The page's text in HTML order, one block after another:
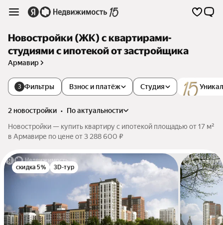
Новостройки (ЖК) с квартирами-
студиями с ипотекой от застройщика
Армавир
3 Фильтры Взнос и платёж Студия
2 новостройки •
по актуальности
Новостройки — купить квартиру с ипотекой площадью от 17 м²
в Армавире по цене от 3 288 600 ₽
скидка 5% 3D-тур